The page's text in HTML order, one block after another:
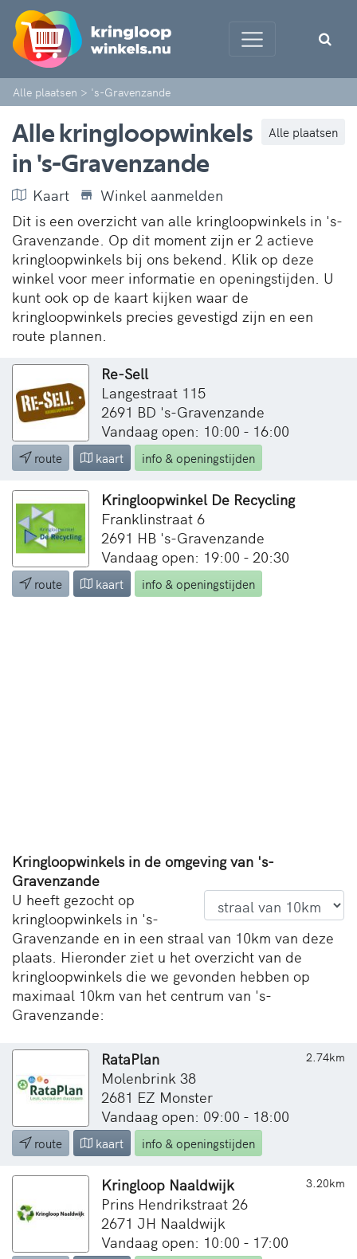
Alle plaatsen > 's-Gravenzande
Alle plaatsen
Alle kringloopwinkels
in 's-Gravenzande
Kaart
Winkel aanmelden
Dit is een overzicht van alle kringloopwinkels in 's-
Gravenzande. Op dit moment zijn er 2 actieve
kringloopwinkels bij ons bekend. Klik op deze
winkel voor meer informatie en openingstijden. U
kunt ook op de kaart kijken waar de
kringloopwinkels precies gevestigd zijn en een
route plannen.
Re-Sell
Langestraat 115
2691 BD 's-Gravenzande
Vandaag open: 10:00 - 16:00
route kaart info & openingstijden
Kringloopwinkel De Recycling
Franklinstraat 6
2691 HB 's-Gravenzande
Vandaag open: 19:00 - 20:30
route kaart info & openingstijden
Kringloopwinkels in de omgeving van 's-
Gravenzande
U heeft gezocht op
kringloopwinkels in 's-
Gravenzande en in een straal van 10km van deze
plaats. Hieronder ziet u het overzicht van de
kringloopwinkels die we gevonden hebben op
maximaal 10km van het centrum van 's-
Gravenzande:
2.74km
RataPlan
Molenbrink 38
2681 EZ Monster
Vandaag open: 09:00 - 18:00
route kaart info & openingstijden
3.20km
Kringloop Naaldwijk
Prins Hendrikstraat 26
2671 JH Naaldwijk
Vandaag open: 10:00 - 17:00